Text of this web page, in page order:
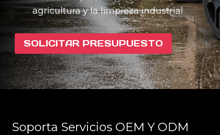
agricultura y la limpieza industrial
SOLICITAR PRESUPUESTO
Soporta Servicios OEM Y ODM